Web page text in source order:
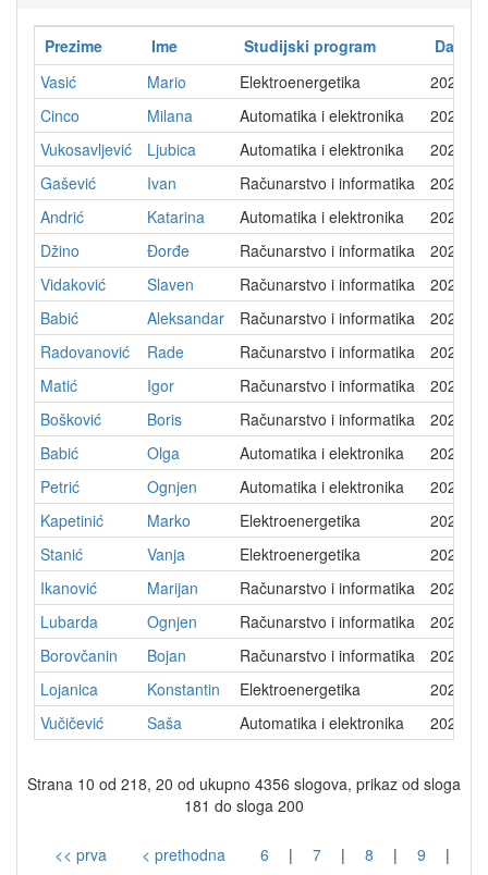
Prezime Ime Studijski program
Vasić
Mario Elektroenergetika
2022-
Cinco
Milana Automatika i elektronika
2022-
Vukosavljević
Ljubica Automatika i elektronika
2022-
Gašević
Ivan Računarstvo i informatika
2022-
Andrić
Katarina Automatika i elektronika
2022-
Džino
Đorđe Računarstvo i informatika
2022-
Vidaković
Slaven Računarstvo i informatika
2022-
Babić
Aleksandar Računarstvo i informatika
2022-
Radovanović
Rade Računarstvo i informatika
2022-
Matić
Igor Računarstvo i informatika
2022-
Bošković
Boris Računarstvo i informatika
2022-
Babić
Olga Automatika i elektronika
2022-
Petrić
Ognjen Automatika i elektronika
2022-
Kapetinić
Marko Elektroenergetika
2022-
Stanić
Vanja Elektroenergetika
2022-
Ikanović
Marijan Računarstvo i informatika
2021-
Lubarda
Ognjen Računarstvo i informatika
2021-
Borovčanin
Bojan Računarstvo i informatika
2021-
Lojanica
Konstantin Elektroenergetika
2021-
Vučičević
Saša Automatika i elektronika 2021-
Strana 10 od 218, 20 od ukupno 4356 slogova, prikaz od sloga
181 do sloga 200
<< prva < prethodna 6 | 7 | 8 | 9 |